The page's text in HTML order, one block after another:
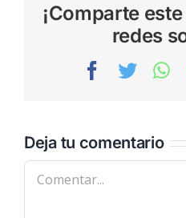
¡Comparte
redes
Facebook
Deja tu comentario
Comentar